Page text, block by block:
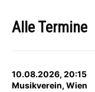
Alle Termine
10.08.2026, 20:15
Musikverein, Wien